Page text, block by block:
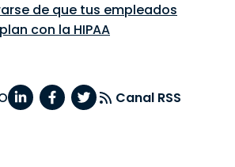
de que tus empleados
con la HIPAA
Canal RSS